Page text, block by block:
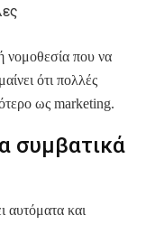
νομοθεσία που να
ότι πολλές
ως marketing.
συμβατικά
αυτόματα και